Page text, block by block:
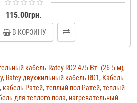
115.00грн.
В КОРЗИНУ
кабель Ratey RD2 475 Вт. (26.5 м),
, Ratey двухжильный кабель RD1 , Кабель
, кабель Ратей, теплый пол Ратей, теплый
для теплого пола, нагревательный